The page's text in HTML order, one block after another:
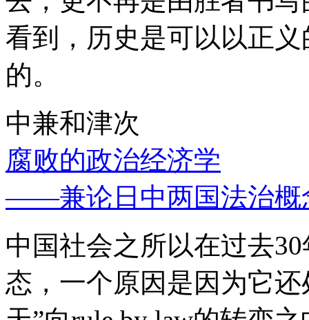
看到，历史是可以以正
的。
中兼和津次
腐败的政治经济学
——兼论日中两国法治概
中国社会之所以在过去
态，一个原因是因为它